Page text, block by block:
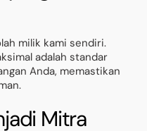
milik kami sendiri.
adalah standar
Anda, memastikan
Mitra